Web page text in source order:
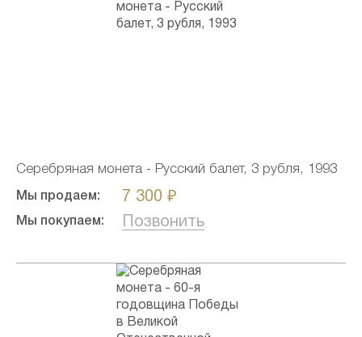
Серебряная монета - Русский балет, 3 рубля, 1993
Мы продаем: 7 300 ₽
Мы покупаем: Позвонить